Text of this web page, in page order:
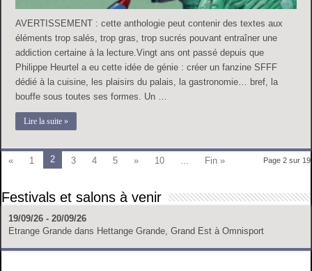
AVERTISSEMENT : cette anthologie peut contenir des textes aux
éléments trop salés, trop gras, trop sucrés pouvant entraîner une
addiction certaine à la lecture.Vingt ans ont passé depuis que
Philippe Heurtel a eu cette idée de génie : créer un fanzine SFFF
dédié à la cuisine, les plaisirs du palais, la gastronomie… bref, la
bouffe sous toutes ses formes. Un …
Lire la suite »
Page 2 sur 19
« 1 2 3 4 5 » 10 ... Fin »
Festivals et salons à venir
19/09/26 - 20/09/26
Etrange Grande dans Hettange Grande, Grand Est à Omnisport